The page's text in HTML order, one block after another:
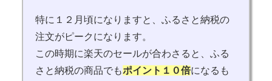
特に１２月頃になりますと、ふるさと納税の
注文がピークになります。
この時期に楽天のセールが合わさると、ふる
さと納税の商品でもポイント１０倍になるも